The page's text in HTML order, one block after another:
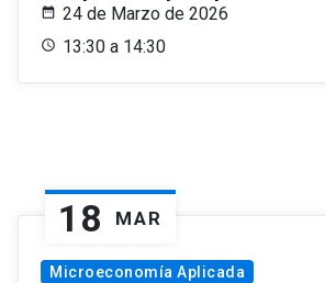
24 de Marzo de 2026
13:30 a 14:30
18 MAR
Microeconomía Aplicada